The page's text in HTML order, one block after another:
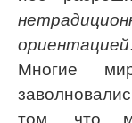
ориентацией.
Многие
том, что